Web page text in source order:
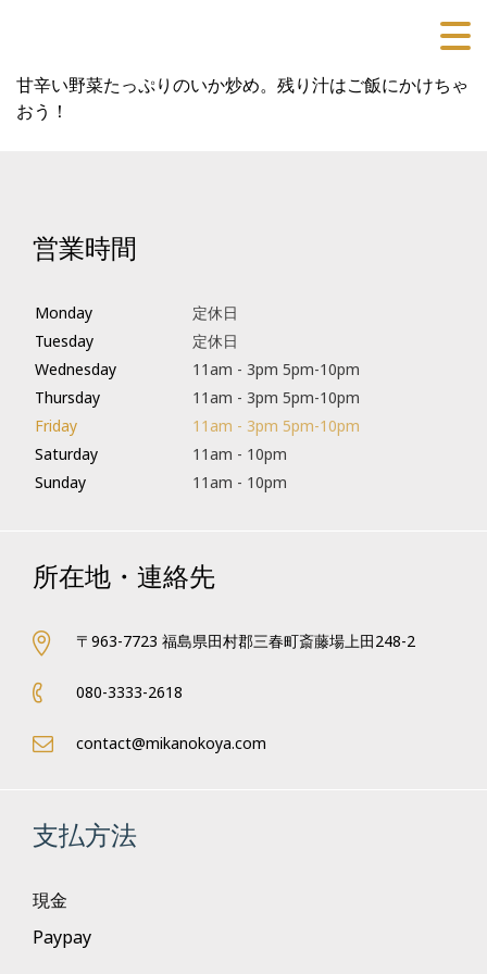
甘辛い野菜たっぷりのいか炒め。残り汁はご飯にかけちゃ
おう！
営業時間
Monday
定休日
Tuesday
定休日
Wednesday
11am - 3pm 5pm-10pm
Thursday
11am - 3pm 5pm-10pm
Friday
11am - 3pm 5pm-10pm
Saturday
11am - 10pm
Sunday
11am - 10pm
所在地・連絡先
〒963-7723 福島県田村郡三春町斎藤場上田248-2
080-3333-2618
contact@mikanokoya.com
支払方法
現金
Paypay